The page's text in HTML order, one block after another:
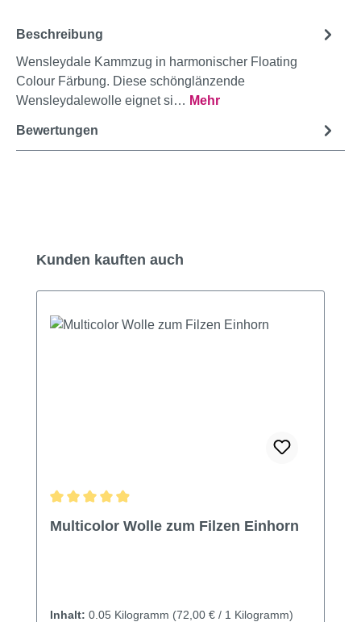
Beschreibung
Wensleydale Kammzug in harmonischer Floating
Colour Färbung. Diese schönglänzende
Wensleydalewolle eignet si… Mehr
Bewertungen
Produktgalerie überspringen
Kunden kauften auch
Multicolor Wolle zum Filzen Einhorn
Inhalt: 0.05 Kilogramm (72,00 € / 1 Kilogramm)